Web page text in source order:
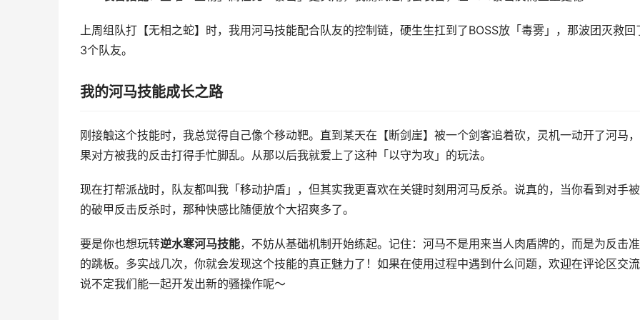
上周组队打【无相之蛇】时，我用河马技能配合队友的控制链，硬生生扛到了BOSS放「毒雾」，那波团灭救回
3个队友。
我的河马技能成长之路
刚接触这个技能时，我总觉得自己像个移动靶。直到某天在【断剑崖】被一个剑客追着砍，灵机一动开了河马
果对方被我的反击打得手忙脚乱。从那以后我就爱上了这种「以守为攻」的玩法。
现在打帮派战时，队友都叫我「移动护盾」，但其实我更喜欢在关键时刻用河马反杀。说真的，当你看到对手
的破甲反击反杀时，那种快感比随便放个大招爽多了。
要是你也想玩转逆水寒河马技能，不妨从基础机制开始练起。记住：河马不是用来当人肉盾牌的，而是为反击
的跳板。多实战几次，你就会发现这个技能的真正魅力了！如果在使用过程中遇到什么问题，欢迎在评论区交流
说不定我们能一起开发出新的骚操作呢～